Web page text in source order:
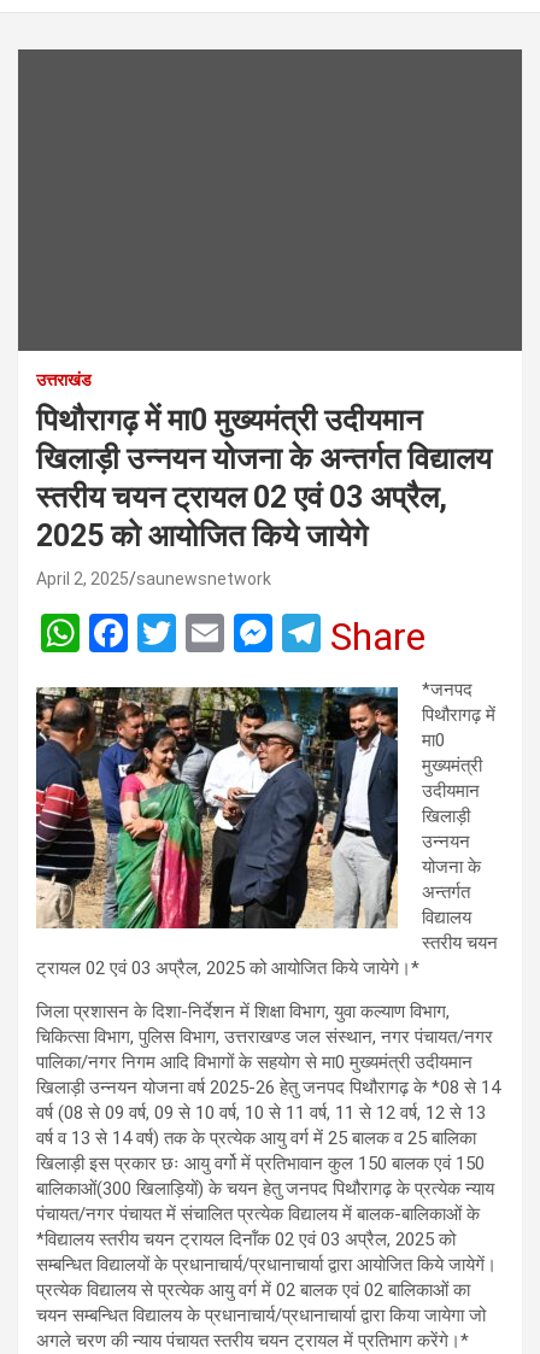
उत्तराखंड
पिथौरागढ़ में मा0 मुख्यमंत्री उदीयमान
खिलाड़ी उन्नयन योजना के अन्तर्गत विद्यालय
स्तरीय चयन ट्रायल 02 एवं 03 अप्रैल,
2025 को आयोजित किये जायेगे
April 2, 2025 saunewsnetwork
W
at
s
A
p
p
F
ce
b
o
o
k
T
tt
er
E
ail
M
se
n
g
er
T
e
gr
a
m
Share
*जनपद
पिथौरागढ़ में
मा0
मुख्यमंत्री
उदीयमान
खिलाड़ी
उन्नयन
योजना के
अन्तर्गत
विद्यालय
स्तरीय चयन
ट्रायल 02 एवं 03 अप्रैल, 2025 को आयोजित किये जायेगे।*
जिला प्रशासन के दिशा-निर्देशन में शिक्षा विभाग, युवा कल्याण विभाग,
चिकित्सा विभाग, पुलिस विभाग, उत्तराखण्ड जल संस्थान, नगर पंचायत/नगर
पालिका/नगर निगम आदि विभागों के सहयोग से मा0 मुख्यमंत्री उदीयमान
खिलाड़ी उन्नयन योजना वर्ष 2025-26 हेतु जनपद पिथौरागढ़ के *08 से 14
वर्ष (08 से 09 वर्ष, 09 से 10 वर्ष, 10 से 11 वर्ष, 11 से 12 वर्ष, 12 से 13
वर्ष व 13 से 14 वर्ष) तक के प्रत्येक आयु वर्ग में 25 बालक व 25 बालिका
खिलाड़ी इस प्रकार छः आयु वर्गो में प्रतिभावान कुल 150 बालक एवं 150
बालिकाओं(300 खिलाड़ियों) के चयन हेतु जनपद पिथौरागढ़ के प्रत्येक न्याय
पंचायत/नगर पंचायत में संचालित प्रत्येक विद्यालय में बालक-बालिकाओं के
*विद्यालय स्तरीय चयन ट्रायल दिनॉंक 02 एवं 03 अप्रैल, 2025 को
सम्बन्धित विद्यालयों के प्रधानाचार्य/प्रधानाचार्या द्वारा आयोजित किये जायेगें।
प्रत्येक विद्यालय से प्रत्येक आयु वर्ग में 02 बालक एवं 02 बालिकाओं का
चयन सम्बन्धित विद्यालय के प्रधानाचार्य/प्रधानाचार्या द्वारा किया जायेगा जो
अगले चरण की न्याय पंचायत स्तरीय चयन ट्रायल में प्रतिभाग करेंगे।*